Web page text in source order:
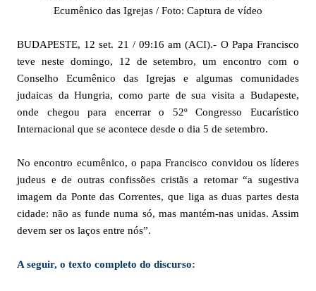
Ecumênico das Igrejas / Foto: Captura de vídeo
BUDAPESTE, 12 set. 21 / 09:16 am (ACI).- O Papa Francisco
teve neste domingo, 12 de setembro, um encontro com o
Conselho Ecumênico das Igrejas e algumas comunidades
judaicas da Hungria, como parte de sua visita a Budapeste,
onde chegou para encerrar o 52º Congresso Eucarístico
Internacional que se acontece desde o dia 5 de setembro.
No encontro ecumênico, o papa Francisco convidou os líderes
judeus e de outras confissões cristãs a retomar “a sugestiva
imagem da Ponte das Correntes, que liga as duas partes desta
cidade: não as funde numa só, mas mantém-nas unidas. Assim
devem ser os laços entre nós”.
A seguir, o texto completo do discurso: